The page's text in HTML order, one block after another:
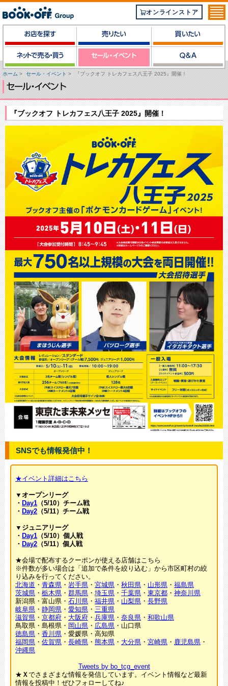
オンラインストア
ホーム> セール・イベント> 『ブックオフ トレカフェス八王子 2025』開催！
『ブックオフ トレカフェス八王子 2025』開催！
SNSでも情報発信中！
★イベント詳細はこちら
▼オープンリーグ
・ Day1 （5/10）チーム戦
・ Day2 （5/11）チーム戦
▼ジュニアリーグ
・ Day1 （5/10）個人戦
・ Day2 （5/11）個人戦
★会場で配布するクーポンが使える店舗はこちら
※件数が多い場合は「追加で条件を絞り込む」から市区町村の絞
り込みを行ってください。
北海道 ・ 青森県 ・ 岩手県 ・ 宮城県 ・ 秋田県 ・ 山形県 ・ 福島県
茨城県 ・ 栃木県 ・ 群馬県 ・ 埼玉県 ・ 千葉県 ・ 東京都 ・ 神奈川県
新潟県・富山県・ 石川県 ・ 福井県 ・ 山梨県 ・ 長野県
岐阜県 ・ 静岡県 ・ 愛知県 ・ 三重県
滋賀県 ・ 京都府 ・ 大阪府 ・ 兵庫県 ・ 奈良県 ・ 和歌山県
鳥取県・島根県・ 岡山県 ・ 広島県 ・山口県
徳島県 ・ 香川県 ・愛媛県・高知県
福岡県 ・ 佐賀県 ・ 長崎県 ・ 熊本県 ・ 大分県 ・ 宮崎県 ・ 鹿児島県 ・
沖縄県
Tweets by bo_tcg_event
★ Ｘ でさまざまな情報を発信しています。イベント情報など最新
情報を投稿中！ぜひフォローしてね♪